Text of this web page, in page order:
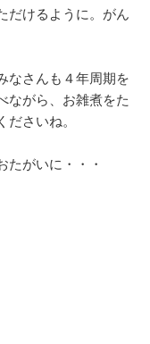
だけるように。がん
なさんも４年周期を
ながら、お雑煮をた
さいね。
たがいに・・・